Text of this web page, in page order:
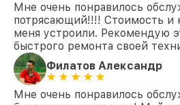
Мне очень понравилось
потрясающий!!!! Стоимость и
меня устроили. Рекомендую
быстрого ремонта своей
Филатов Александр
Мне очень понравилось